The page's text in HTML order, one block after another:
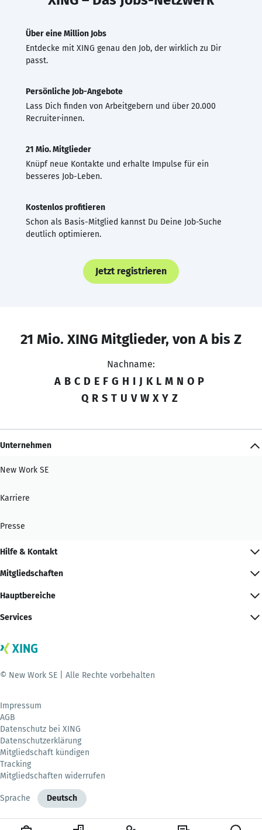
Über eine Million Jobs
Entdecke mit XING genau den Job, der wirklich zu Dir
passt.
Persönliche Job-Angebote
Lass Dich finden von Arbeitgebern und über 20.000
Recruiter·innen.
21 Mio. Mitglieder
Knüpf neue Kontakte und erhalte Impulse für ein
besseres Job-Leben.
Kostenlos profitieren
Schon als Basis-Mitglied kannst Du Deine Job-Suche
deutlich optimieren.
Jetzt registrieren
21 Mio. XING Mitglieder, von A bis Z
Nachname:
A B C D E F G H I J K L M N O P
Q R S T U V W X Y Z
Unternehmen
New Work SE
Karriere
Presse
Hilfe & Kontakt
Mitgliedschaften
Hauptbereiche
Services
© New Work SE | Alle Rechte vorbehalten
Impressum
AGB
Datenschutz bei XING
Datenschutzerklärung
Mitgliedschaft kündigen
Tracking
Mitgliedschaften widerrufen
Sprache Deutsch